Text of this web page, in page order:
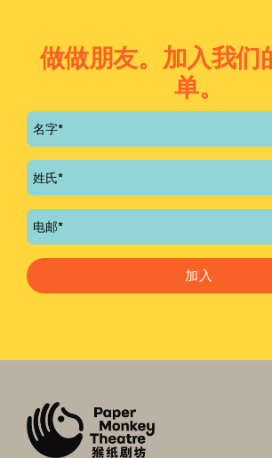
做做朋友。加入我们
单。
加入